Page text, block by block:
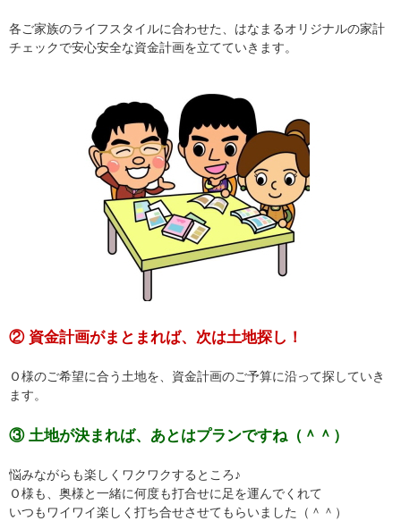
各ご家族のライフスタイルに合わせた、はなまるオリジナルの家計
チェックで安心安全な資金計画を立てていきます。
② 資金計画がまとまれば、次は土地探し！
Ｏ様のご希望に合う土地を、資金計画のご予算に沿って探していき
ます。
③ 土地が決まれば、あとはプランですね（＾＾）
悩みながらも楽しくワクワクするところ♪
Ｏ様も、奥様と一緒に何度も打合せに足を運んでくれて
いつもワイワイ楽しく打ち合せさせてもらいました（＾＾）